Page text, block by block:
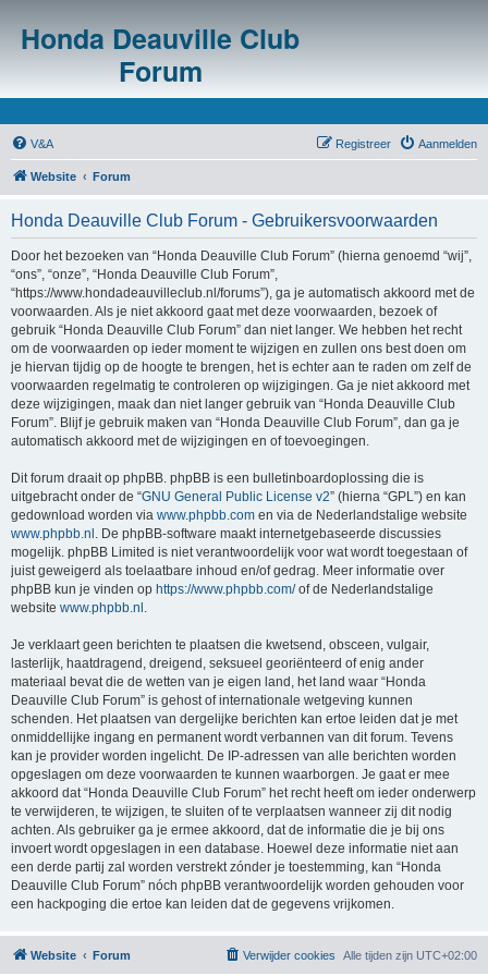
Honda Deauville Club
Forum
V&A Aanmelden
Registreer
Website Forum
Honda Deauville Club Forum - Gebruikersvoorwaarden
Door het bezoeken van “Honda Deauville Club Forum” (hierna genoemd “wij”,
“ons”, “onze”, “Honda Deauville Club Forum”,
“https://www.hondadeauvilleclub.nl/forums”), ga je automatisch akkoord met de
voorwaarden. Als je niet akkoord gaat met deze voorwaarden, bezoek of
gebruik “Honda Deauville Club Forum” dan niet langer. We hebben het recht
om de voorwaarden op ieder moment te wijzigen en zullen ons best doen om
je hiervan tijdig op de hoogte te brengen, het is echter aan te raden om zelf de
voorwaarden regelmatig te controleren op wijzigingen. Ga je niet akkoord met
deze wijzigingen, maak dan niet langer gebruik van “Honda Deauville Club
Forum”. Blijf je gebruik maken van “Honda Deauville Club Forum”, dan ga je
automatisch akkoord met de wijzigingen en of toevoegingen.
Dit forum draait op phpBB. phpBB is een bulletinboardoplossing die is
uitgebracht onder de “GNU General Public License v2” (hierna “GPL”) en kan
gedownload worden via www.phpbb.com en via de Nederlandstalige website
www.phpbb.nl . De phpBB-software maakt internetgebaseerde discussies
mogelijk. phpBB Limited is niet verantwoordelijk voor wat wordt toegestaan of
juist geweigerd als toelaatbare inhoud en/of gedrag. Meer informatie over
phpBB kun je vinden op https://www.phpbb.com/of de Nederlandstalige
website www.phpbb.nl .
Je verklaart geen berichten te plaatsen die kwetsend, obsceen, vulgair,
lasterlijk, haatdragend, dreigend, seksueel georiënteerd of enig ander
materiaal bevat die de wetten van je eigen land, het land waar “Honda
Deauville Club Forum” is gehost of internationale wetgeving kunnen
schenden. Het plaatsen van dergelijke berichten kan ertoe leiden dat je met
onmiddellijke ingang en permanent wordt verbannen van dit forum. Tevens
kan je provider worden ingelicht. De IP-adressen van alle berichten worden
opgeslagen om deze voorwaarden te kunnen waarborgen. Je gaat er mee
akkoord dat “Honda Deauville Club Forum” het recht heeft om ieder onderwerp
te verwijderen, te wijzigen, te sluiten of te verplaatsen wanneer zij dit nodig
achten. Als gebruiker ga je ermee akkoord, dat de informatie die je bij ons
invoert wordt opgeslagen in een database. Hoewel deze informatie niet aan
een derde partij zal worden verstrekt zónder je toestemming, kan “Honda
Deauville Club Forum” nóch phpBB verantwoordelijk worden gehouden voor
een hackpoging die ertoe kan leiden dat de gegevens vrijkomen.
Website Forum Alle tijden zijn UTC+02:00
Verwijder cookies